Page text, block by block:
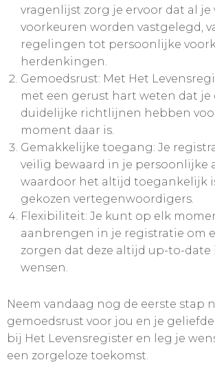
vragenlijst zorg je ervoor dat al je
voorkeuren worden vastgelegd,
regelingen tot persoonlijke
herdenkingen.
Gemoedsrust: Met Het
met een gerust hart weten dat je
duidelijke richtlijnen hebben
moment daar is.
Gemakkelijke toegang: Je
veilig bewaard in je persoonlijke
waardoor het altijd toegankelijk
gekozen vertegenwoordigers.
Flexibiliteit: Je kunt op elk
aanbrengen in je registratie om
zorgen dat deze altijd up-to-date
wensen.
Neem vandaag nog de eerste stap
gemoedsrust voor jou en je
bij Het Levensregister en leg je
een zorgeloze toekomst.